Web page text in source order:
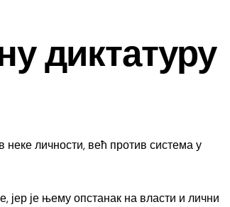
диктатуру
личности, већ против система у
је њему опстанак на власти и лични